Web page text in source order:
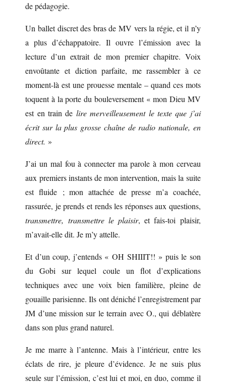
de pédagogie.
Un ballet discret des bras de MV vers la régie, et il n’y
a plus d’échappatoire. Il ouvre l’émission avec la
lecture d’un extrait de mon premier chapitre. Voix
envoûtante et diction parfaite, me rassembler à ce
moment-là est une prouesse mentale – quand ces mots
toquent à la porte du bouleversement « mon Dieu MV
est en train de lire merveilleusement le texte que j’ai
écritsur la plus grosse chaîne de radio nationale, en
direct. »
J’ai un mal fou à connecter ma parole à mon cerveau
aux premiers instants de mon intervention, mais la suite
est fluide ; mon attachée de presse m’a coachée,
rassurée, je prends et rends les réponses aux questions,
transmettre, transmettre le plaisir, et fais-toi plaisir,
m’avait-elle dit. Je m’y attelle.
Et d’un coup, j’entends « OH SHIIIT!! » puis le son
du Gobi sur lequel coule un flot d’explications
techniques avec une voix bien familière, pleine de
gouaille parisienne. Ils ont déniché l’enregistrement par
JM d’une mission sur le terrain avec O., qui déblatère
dans son plus grand naturel.
Je me marre à l’antenne. Mais à l’intérieur, entre les
éclats de rire, je pleure d’évidence. Je ne suis plus
seule sur l’émission, c’est lui et moi, en duo, comme il